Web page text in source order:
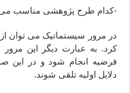
-کدام طرح پژوهشی مناسب
در مرور سیستماتیک می توان
کرد. به عبارت دیگر این
فرضیه انجام شود و در این
دلایل اولیه تلقی شوند.